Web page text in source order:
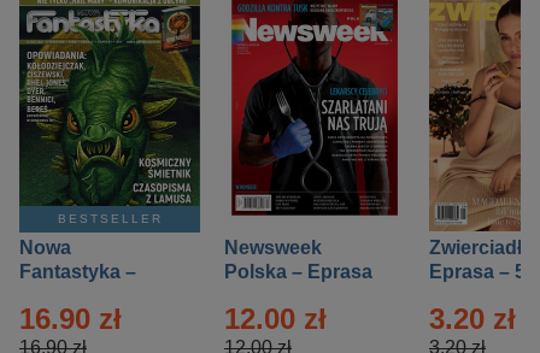
BESTSELLER
Nowa
Fantastyka –
16.90 zł
16.90 zł
Newsweek
Polska – Eprasa
12.00 zł
12.00 zł
Zwierciadło
Eprasa – 5/
3.20 zł
3.20 zł